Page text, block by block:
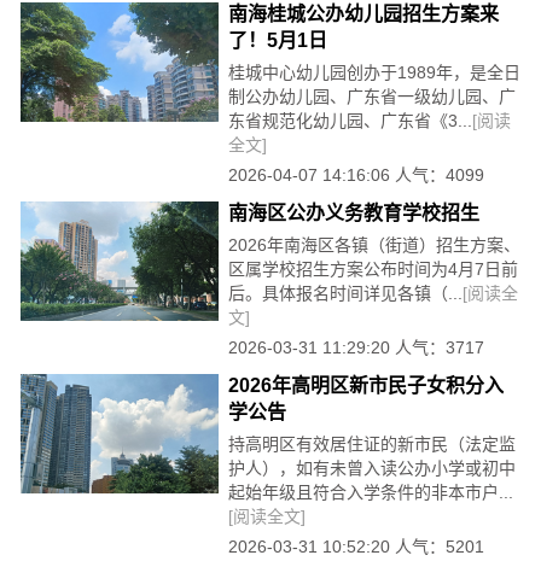
南海桂城公办幼儿园招生方案来
了！5月1日
桂城中心幼儿园创办于1989年，是全日
制公办幼儿园、广东省一级幼儿园、广
东省规范化幼儿园、广东省《3... [阅读
全文]
2026-04-07 14:16:06 人气：4099
南海区公办义务教育学校招生
2026年南海区各镇（街道）招生方案、
区属学校招生方案公布时间为4月7日前
后。具体报名时间详见各镇（... [阅读全
文]
2026-03-31 11:29:20 人气：3717
2026年高明区新市民子女积分入
学公告
持高明区有效居住证的新市民（法定监
护人），如有未曾入读公办小学或初中
起始年级且符合入学条件的非本市户...
[阅读全文]
2026-03-31 10:52:20 人气：5201